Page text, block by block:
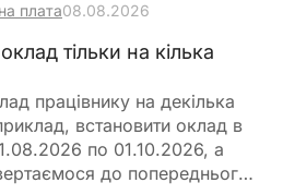
плата08.08.2026
тільки на кілька
працівнику на декілька
встановити оклад в
по 01.10.2026, а
до попереднього